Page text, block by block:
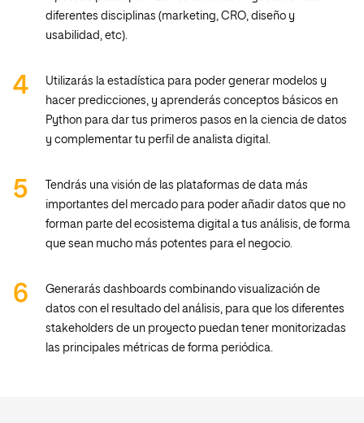
diferentes disciplinas (marketing, CRO, diseño y
usabilidad, etc).
Utilizarás la estadística para poder generar modelos y
hacer predicciones, y aprenderás conceptos básicos en
Python para dar tus primeros pasos en la ciencia de datos
y complementar tu perfil de analista digital.
Tendrás una visión de las plataformas de data más
importantes del mercado para poder añadir datos que no
forman parte del ecosistema digital a tus análisis, de forma
que sean mucho más potentes para el negocio.
Generarás dashboards combinando visualización de
datos con el resultado del análisis, para que los diferentes
stakeholders de un proyecto puedan tener monitorizadas
las principales métricas de forma periódica.